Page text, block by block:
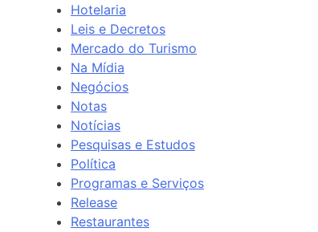
Hotelaria
Leis e Decretos
Mercado do Turismo
Na Mídia
Negócios
Notas
Notícias
Pesquisas e Estudos
Política
Programas e Serviços
Release
Restaurantes